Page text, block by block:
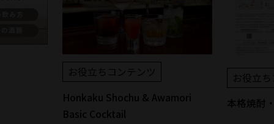
お役立ちコンテンツ
Honkaku Shochu & Awamori
Basic Cocktail
お役立
本格焼酎